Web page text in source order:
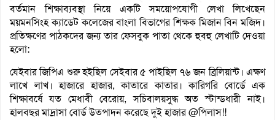
বর্তমান শিক্ষাব্যবস্থা নিয়ে একটি সময়োপযোগী লেখা লিখেছেন
ময়মনসিংহ ক্যাডেট কলেজের বাংলা বিভাগের শিক্ষক মিজান বিন মজিদ।
প্রতিক্ষণের পাঠকদের জন্য তার ফেসবুক পাতা থেকে হুবহু লেখাটি দেওয়া
হলো:
যেইবার জিপিএ শুরু হইছিল সেইবার ৫ পাইছিল ৭৬ জন ব্রিলিয়ান্ট। এক্ষণ
লাখে লাখ। হাজারে হাজার, কাতারে কাতার। কারিগরি বোর্ডে এক
শিক্ষাবর্ষে যত মেধাবী বেরোয়, সচিবালয়সুদ্ধ অত স্টান্ডধারী নাই।
হালবছর মাদ্রাসা বোর্ড উতপাদন করেছে দুই হাজার @পিলাস!!